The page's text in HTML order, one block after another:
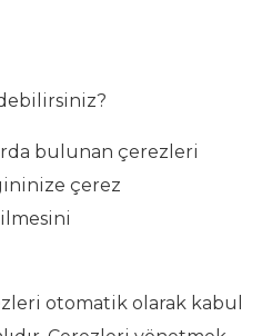
bulunan çerezleri
çerez
otomatik olarak kabul